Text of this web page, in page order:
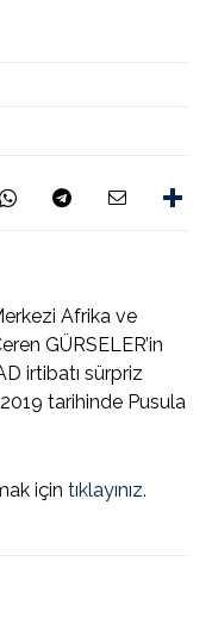
Afrika ve
GÜRSELER’in
irtibatı sürpriz
tarihinde Pusula
için tıklayınız.